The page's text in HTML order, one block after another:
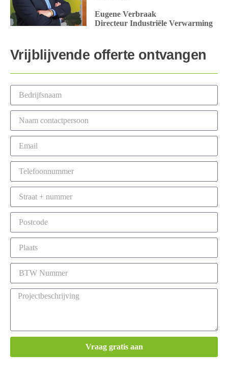
Eugene Verbraak
Directeur Industriële Verwarming
Vrijblijvende offerte ontvangen
Vraag gratis aan